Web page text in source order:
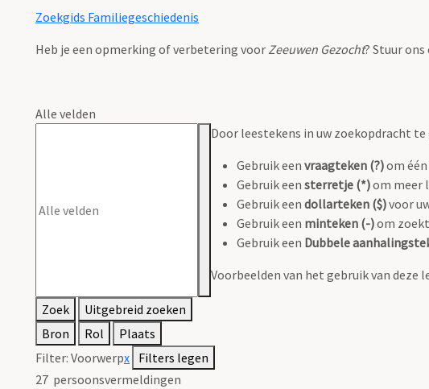
Zoekgids Familiegeschiedenis
Heb je een opmerking of verbetering voorZeeuwen Gezocht? Stuur ons
Alle velden
Door leestekens in uw zoekopdracht
Gebruik een vraagteken (?)om
Gebruik een sterretje (*)om meer
Gebruik een dollarteken ($)voor
Gebruik een minteken (-)om
Gebruik een Dubbele
Voorbeelden van het gebruik van deze
Zoek
Uitgebreid zoeken
Bron
Rol
Plaats
Filter: Voorwerpx Filters legen
27 persoonsvermeldingen